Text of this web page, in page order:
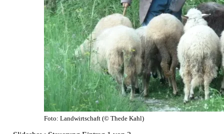
Foto: Landwirtschaft (© Thede Kahl)